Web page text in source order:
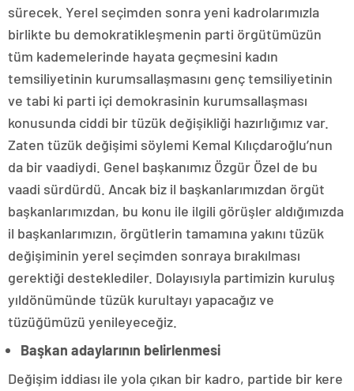
sürecek. Yerel seçimden sonra yeni kadrolarımızla
birlikte bu demokratikleşmenin parti örgütümüzün
tüm kademelerinde hayata geçmesini kadın
temsiliyetinin kurumsallaşmasını genç temsiliyetinin
ve tabi ki parti içi demokrasinin kurumsallaşması
konusunda ciddi bir tüzük değişikliği hazırlığımız var.
Zaten tüzük değişimi söylemi Kemal Kılıçdaroğlu’nun
da bir vaadiydi. Genel başkanımız Özgür Özel de bu
vaadi sürdürdü. Ancak biz il başkanlarımızdan örgüt
başkanlarımızdan, bu konu ile ilgili görüşler aldığımızda
il başkanlarımızın, örgütlerin tamamına yakını tüzük
değişiminin yerel seçimden sonraya bırakılması
gerektiği desteklediler. Dolayısıyla partimizin kuruluş
yıldönümünde tüzük kurultayı yapacağız ve
tüzüğümüzü yenileyeceğiz.
Başkan adaylarının belirlenmesi
Değişim iddiası ile yola çıkan bir kadro, partide bir kere